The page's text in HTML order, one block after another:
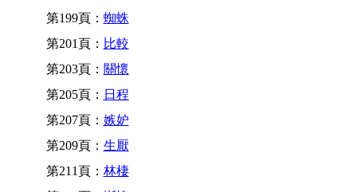
第199頁： 蜘蛛
第201頁： 比較
第203頁： 關懷
第205頁： 日程
第207頁： 嫉妒
第209頁： 生厭
第211頁： 林棲